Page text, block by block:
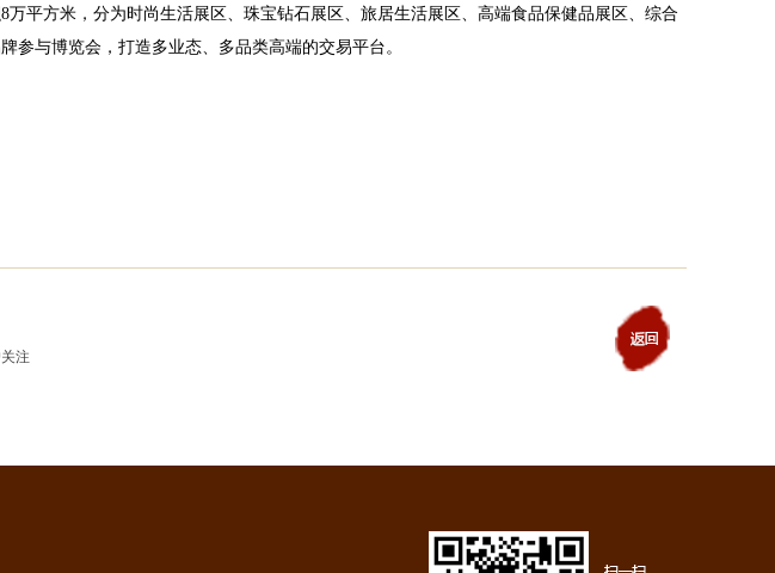
平方米，分为时尚生活展区、珠宝钻石展区、旅居生活展区、高端食品保健品展区、综合
参与博览会，打造多业态、多品类高端的交易平台。
注